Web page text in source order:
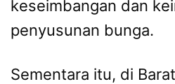
keseimbangan dan
penyusunan bunga.
Sementara itu, di